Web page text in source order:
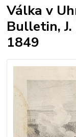
Válka v
Bulletin,
1849